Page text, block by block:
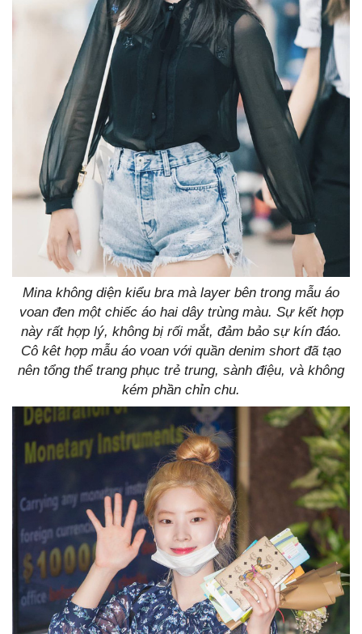
Mina không diện kiểu bra mà layer bên trong mẫu áo
voan đen một chiếc áo hai dây trùng màu. Sự kết hợp
này rất hợp lý, không bị rối mắt, đảm bảo sự kín đáo.
Cô kêt hợp mẫu áo voan với quần denim short đã tạo
nên tổng thể trang phục trẻ trung, sành điệu, và không
kém phần chỉn chu.